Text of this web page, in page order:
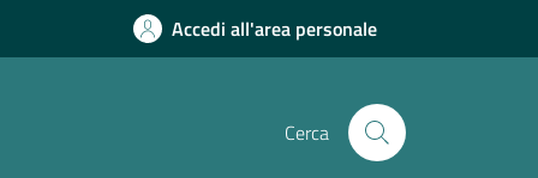
Accedi all'area personale
Cerca